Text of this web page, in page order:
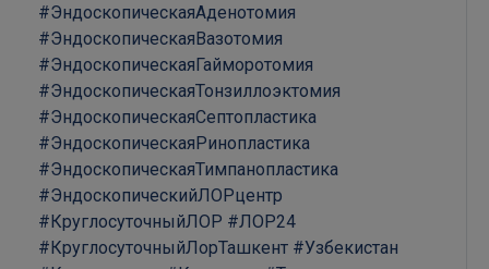
#ЭндоскопическаяАденотомия
#ЭндоскопическаяВазотомия
#ЭндоскопическаяГайморотомия
#ЭндоскопическаяТонзиллоэктомия
#ЭндоскопическаяСептопластика
#ЭндоскопическаяРинопластика
#ЭндоскопическаяТимпанопластика
#ЭндоскопическийЛОРцентр
#КруглосуточныйЛОР #ЛОР24
#КруглосуточныйЛорТашкент #Узбекистан